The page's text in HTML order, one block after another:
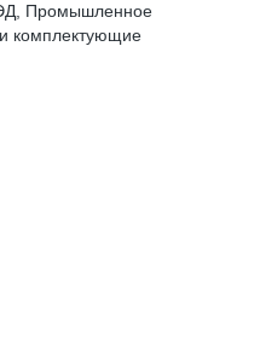
Промышленное
комплектующие